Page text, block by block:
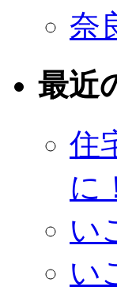
奈
最近
住
に
い
い